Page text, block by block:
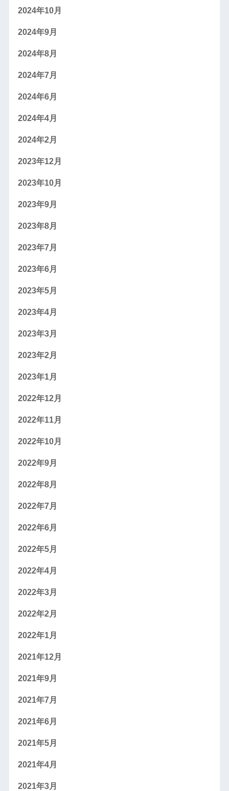
2024年10月
2024年9月
2024年8月
2024年7月
2024年6月
2024年4月
2024年2月
2023年12月
2023年10月
2023年9月
2023年8月
2023年7月
2023年6月
2023年5月
2023年4月
2023年3月
2023年2月
2023年1月
2022年12月
2022年11月
2022年10月
2022年9月
2022年8月
2022年7月
2022年6月
2022年5月
2022年4月
2022年3月
2022年2月
2022年1月
2021年12月
2021年9月
2021年7月
2021年6月
2021年5月
2021年4月
2021年3月